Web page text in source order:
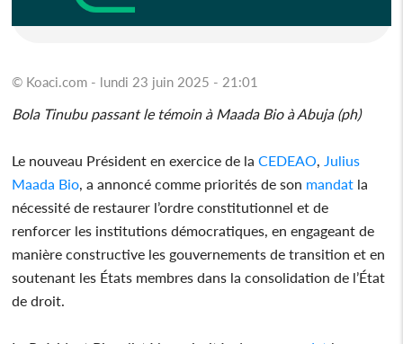
© Koaci.com - lundi 23 juin 2025 - 21:01
Bola Tinubu passant le témoin à Maada Bio à Abuja (ph)
Le nouveau Président en exercice de laCEDEAO
Julius
Maada Bio , a annoncé comme priorités de son mandat la
nécessité de restaurer l’ordre constitutionnel et de
renforcer les institutions démocratiques, en engageant de
manière constructive les gouvernements de transition et en
soutenant les États membres dans la consolidation de l’État
de droit.